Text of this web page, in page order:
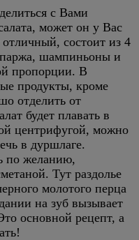
с Вами
может он у Вас
состоит из 4
шампиньоны и
пропорции. В
продукты, кроме
отделить от
будет плавать в
центрифугой, можно
в дуршлаге.
по желанию,
Тут раздолье
молотого перца
на зуб вызывает
основной рецепт, а